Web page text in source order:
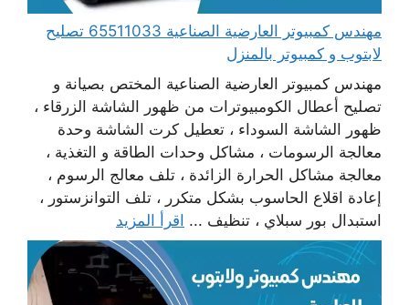
مهندس كمبيوتر العارضية الصناعية 65511033 تصليح
لابتوب و كمبيوتر بالمنزل
مهندس كمبيوتر العارضية الصناعية المختص بصيانة و
تصليح أعطال الكومبيوترات من ظهور الشاشة الزرقاء ،
ظهور الشاشة السوداء ، تعطيل كرت الشاشة وحدة
معالجة الرسومات ، مشاكل وحدات الطاقة و التغذية ،
معالجة مشاكل الحرارة الزائدة ، تلف معالج الرسوم ،
إعادة اقلاع الحاسوب بشكل متكرر ، تلف التوانزستور ،
استبدال بور سبلاي ، تنظيف ... اقرأ المزيد